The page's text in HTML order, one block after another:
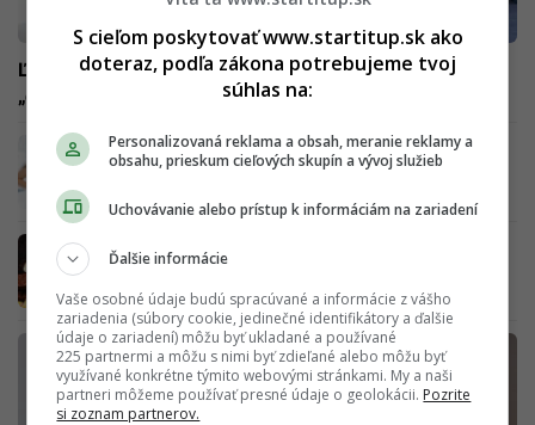
Ľudia pri ňom vizuálne chudnú. Vedci však odhalili, že
„civilizačný zlozvyk“ zapríčiňuje vážny zdravotný stav
Za kilá navyše môžu glukózové „skoky“.
Popredná biochemička prezrádza, ako si
potraviny telo nevníma ako jedlo
S cieľom poskytovať www.startitup.sk ako
doteraz, podľa zákona potrebujeme tvoj
súhlas na:
Personalizovaná reklama a obsah, meranie reklamy a
obsahu, prieskum cieľových skupín a vývoj služieb
Uchovávanie alebo prístup k informáciám na zariadení
Ďalšie informácie
Vaše osobné údaje budú spracúvané a informácie z vášho
zariadenia (súbory cookie, jedinečné identifikátory a ďalšie
údaje o zariadení) môžu byť ukladané a používané
225 partnermi a môžu s nimi byť zdieľané alebo môžu byť
využívané konkrétne týmito webovými stránkami. My a naši
partneri môžeme používať presné údaje o geolokácii. Pozrite
si zoznam partnerov.